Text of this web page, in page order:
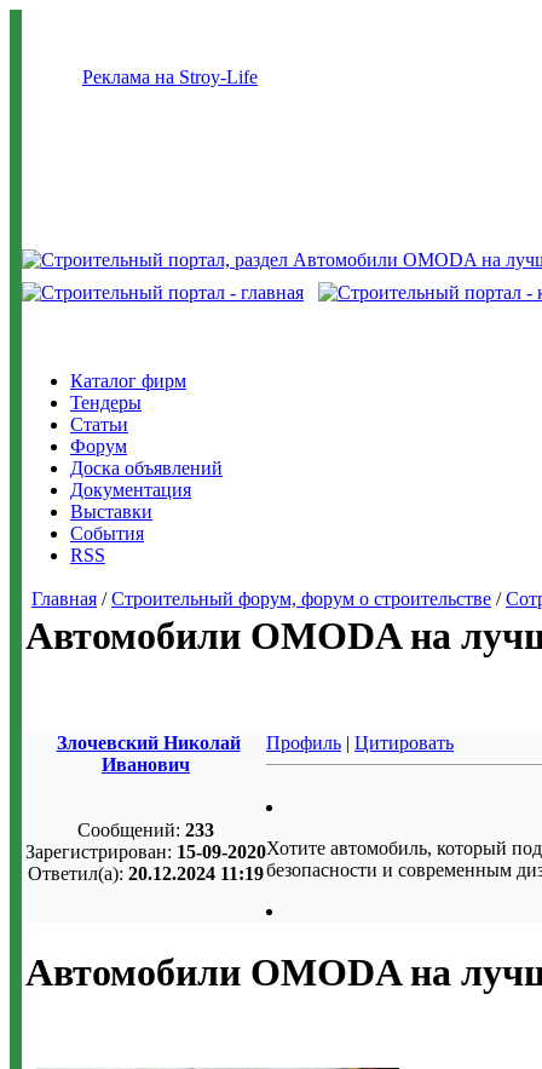
Реклама на Stroy-Life
Каталог фирм
Тендеры
Статьи
Форум
Доска объявлений
Документация
Выставки
События
RSS
Главная /Строительный форум, форум о строительстве /
Автомобили OMODA на
Злочевский Николай
Иванович
Сообщений: 233
Зарегистрирован: 15-09-2020
Ответил(а): 20.12.2024 11:19
Профиль | Цитировать
Хотите автомобиль, который
безопасности и современным
Автомобили OMODA на